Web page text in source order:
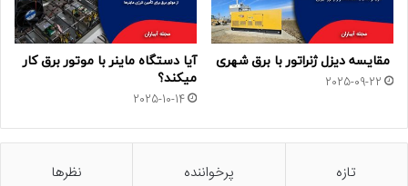
مقایسه دیزل ژنراتور با برق شهری
2025-09-22
آیا دستگاه ماینر با موتور برق کار
میکند؟
2025-10-14
تازه پرخواننده نظرها